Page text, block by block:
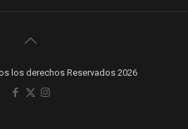
los derechos Reservados 2026